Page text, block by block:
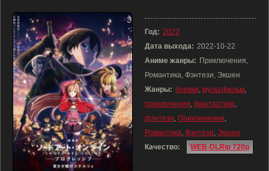
Год: 2022
Дата выхода: 2022-10-22
Аниме жанры: Приключения,
Романтика, Фэнтези, Экшен
Жанры: боевик, мультфильм,
приключения, фантастика,
фэнтези, Приключения,
Романтика, Фэнтези, Экшен
Качество:
WEB-DLRip 720p